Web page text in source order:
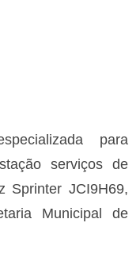
para
serviços de
Sprinter JCI9H69,
Municipal de